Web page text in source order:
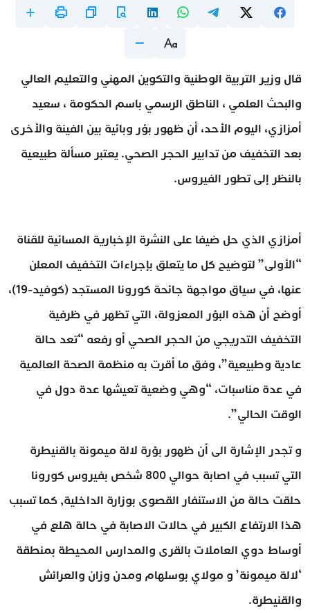
قال وزير التربية الوطنية والتكوين المهني والتعليم العالي
والبحث العلمي ، الناطق الرسمي باسم الحكومة ، سعيد
أمزازي، اليوم الأحد، أن ظهور بؤر وبائية بين الفينة والأخرى
بعد التخفيف من تدابير الحجر الصحي. يعتبر مسألة طبيعية
بالنظر إلى تطور الفيروس.
أمزازي الذي حل ضيفا على النشرة الإخبارية المسائية للقناة
“الأولى” لتوضيح كل ما يتعلق بإجراءات التخفيف المعلن
عنها، في سياق مواجهة جائحة كورونا المستجد (كوفيد-19)،
أوضح أن هذه البؤر المعزولة، التي تظهر في ظرفية
التخفيف التدريجي من الحجر الصحي أو رفعه “تعد حالة
عادية وطبيعية”، وفق ما أقرت به منظمة الصحة العالمية
في عدة مناسبات، “وهي وضعية تعيشها عدة دول في
الوقت الحالي”.
و تجدر الإشارة الى أن ظهور بؤرة لالة ميمونة بالقنيطرة
التي تسبب في اصابة حوالي 800 شخص بفيروس كورونا
حلقت حالة من الاستنفار القصوى بوزارة الداخلية, كما تسبب
هذا الارتفاع الكبير في حالات الاصابة في حالة هلع في
أوساط دوي العاملات بالقرى والمدارس المحيطة بمنطقة
‘لالة ميمونة’ و مولاي بوسلهام ومدن وزان والعرائش
والقنيطرة.